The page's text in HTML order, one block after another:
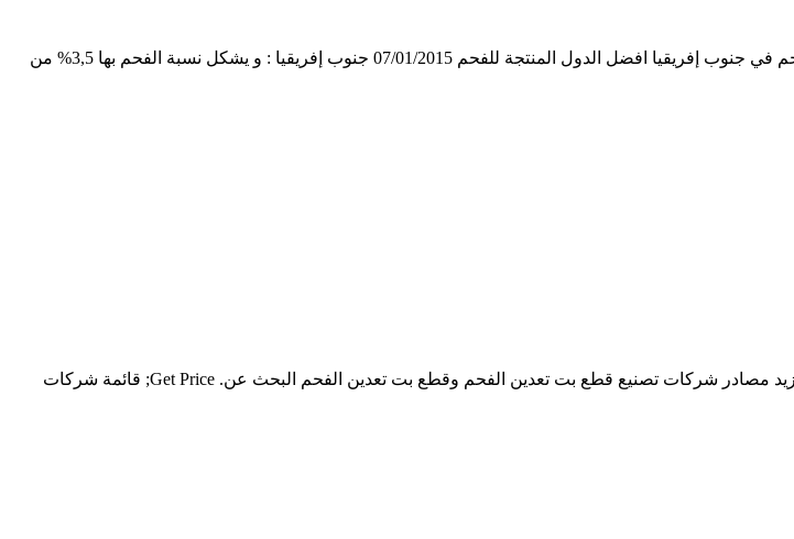
معدات صغيرة لتعدين الفحم في جنوب إفريقيا. سياسات إطار تعدين الفحم في جنوب أفريقيا الفحم في جنوب إفريقيا افضل الدول المنتجة للفحم 07/01/2015 جنوب إفريقيا : و يشكل نسبة الفحم بها 3,5% من
سحق الشركات المصنعة للمعدات الفرز في شركات تعدين الفحم في جنوب أفريقيا قائمة خذ المزيد مصادر شركات تصنيع قطع بت تعدين الفحم وقطع بت تعدين الفحم البحث عن. Get Price; قائمة شركات